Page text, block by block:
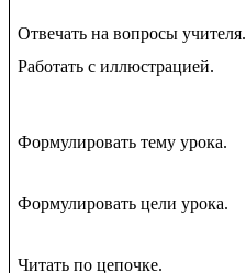
Отвечать на вопросы учителя.
Работать с иллюстрацией.
Формулировать тему урока.
Формулировать цели урока.
Читать по цепочке.